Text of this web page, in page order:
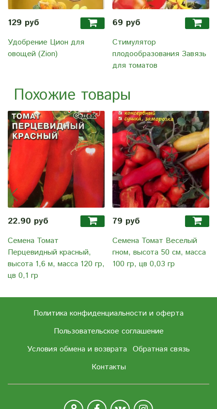
129 руб
Удобрение Цион для
овощей (Zion)
69 руб
Стимулятор
плодообразования Завязь
для томатов
Похожие товары
22.90 руб
Семена Томат
Перцевидный красный,
высота 1,6 м, масса 120 гр,
цв 0,1 гр
79 руб
Семена Томат Веселый
гном, высота 50 см, масса
100 гр, цв 0,03 гр
Политика конфиденциальности и оферта
Пользовательское соглашение
Условия обмена и возврата Обратная связь
Контакты